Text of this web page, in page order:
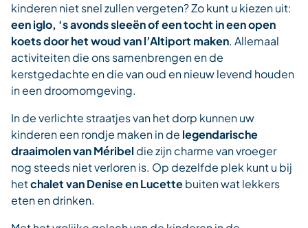
kinderen niet snel zullen vergeten? Zo kunt u kiezen uit:
een iglo, ‘s avonds sleeën of een tocht in een open
koets door het woud van l’Altiport maken. Allemaal
activiteiten die ons samenbrengen en de
kerstgedachte en die van oud en nieuw levend houden
in een droomomgeving.
In de verlichte straatjes van het dorp kunnen uw
kinderen een rondje maken in de legendarische
draaimolen van Méribel die zijn charme van vroeger
nog steeds niet verloren is. Op dezelfde plek kunt u bij
hetchalet van Denise en Lucettebuiten wat lekkers
eten en drinken.